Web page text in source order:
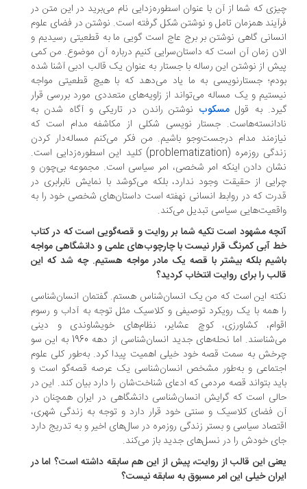
که شما از آن با عنوان اسطوره‌زدایی نام می‌برید در این متن در
همزمان تامل و نوشتن شکل گرفته است. نوشتن در فضای علوم
گاهی نوشتن بر برج عاج است گویی ما به قطعیتی رسیدیم و
زمان آن است که داستان‌سرایی کنیم درباره آن موضوع. من کمی
از نوشتن این رساله با جستار به عنوان یک قالب ادبی آشنا شده
جستارنویسی به ما یاد می‌دهد که با هیچ قطعیتی مواجه
و یک مساله می‌تواند از زاویه‌های متعددی مورد بررسی قرار
به قولمسکوبنوشتن راندن در تاریکی و آگاه شدن به
جستار نویسی شکلی از مکاشفه مدام است که
مدام درجست‌وجو باشیم. من فکر می‌کنم مساله‌دار کردن
زندگی روزمره (problematization) کلید این اسطوره‌زدایی است.
دادن اینکه امر شخصی، امر سیاسی است. مجموعه بی‌چون و
از حقیقت وجود ندارد، بلکه می‌کوشد با نمایش نابرابری در
که در روابط انسانی نهفته است داستان‌های شخصی خود را به
سیاسی تبدیل می‌کند.
مشهود است تکیه شما بر روایت و قصه‌گویی است که در کتاب
آبی کمرنگ قرار نیست با چارچوب‌های علمی و دانشگاهی مواجه
بلکه بیشتر با قصه یک مادر مواجه هستیم. چه شد که این
را برای روایت انتخاب کردید؟
این است که من یک انسان‌شناس هستم. گفتمان انسان‌شناسی
همه با یک رویکرد توصیفی و کلاسیک مثل توجه به آداب و رسوم
کشاورزی، کوچ عشایر، نظام‌های خویشاوندی و دینی
می‌شناسند. اما نحله‌های جدید انسان‌شناسی از دهه 1960 به این سو
به سمت قصه خود خیلی اهمیت پیدا کرد. به‌طور کلی علوم
و به‌طور مشخص انسان‌شناسی یک عرصه‌ قصه‌گو است و
بتواند قصه‌ مردمی که ادعای شناخت‌شان را دارد بیان کند. این در
است که گرایش انسان‌شناسی دانشگاهی در ایران همچنان در
فضای کلاسیک و سنتی خود قرار دارد و توجه به زندگی شهری،
سیاسی و بستر زندگی روزمره در سال‌های اخیر و به تدریج دارد
خودش را در نسل‌های جدید باز می‌کند.
این قالب از روایت، پیش از این هم سابقه داشته است؟ اما در
خیلی این امر مسبوق به سابقه نیست؟